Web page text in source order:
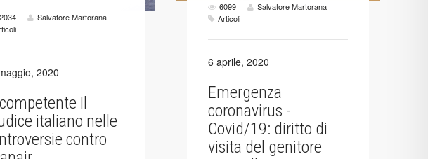
Salvatore Martorana
2020
Il
italiano nelle
contro
6099
Salvatore Martorana
Articoli
6 aprile, 2020
Emergenza
coronavirus -
Covid/19: diritto di
visita del genitore